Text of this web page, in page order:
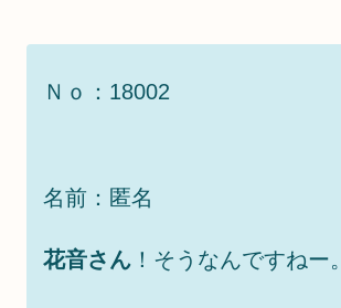
Ｎｏ：18002
名前：匿名
花音さん ！そうなんですねー。